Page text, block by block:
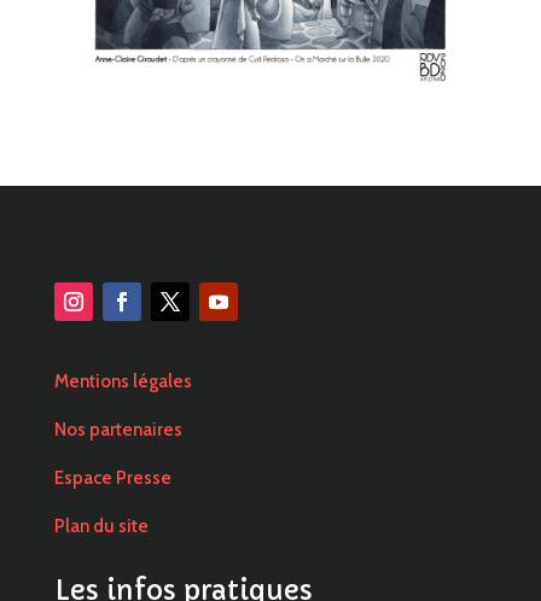
Mentions légales
Nos partenaires
Espace Presse
Plan du site
Les infos pratiques